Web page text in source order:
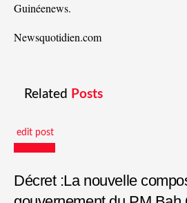
Guinéenews.
Newsquotidien.com
Related Posts
edit post
Décret :La nouvelle